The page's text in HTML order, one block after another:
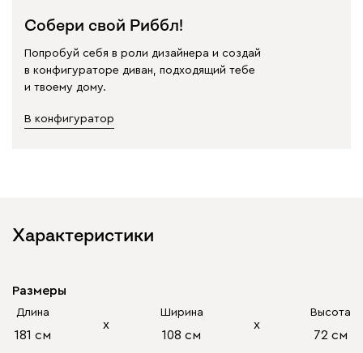
Собери свой Риббл!
Попробуй себя в роли дизайнера и создай
в конфигураторе диван, подходящий тебе
и твоему дому.
В конфигуратор
Характеристики
Размеры
Длина
181 см
х
Ширина
108 см
х
Высота
72 см